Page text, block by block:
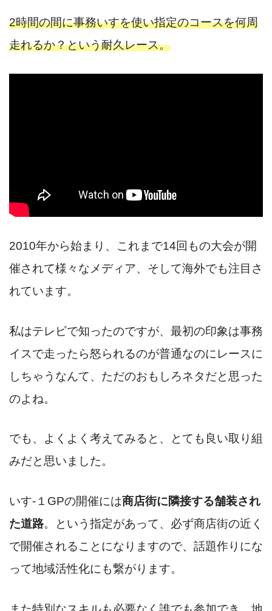
2時間の間に事務いすを使い指定のコースを何周
走れるか？という耐久レース。
2010年から始まり、これまで14回もの大会が開
催されて様々なメディア、そして海外でも注目さ
れています。
私はテレビで知ったのですが、最初の印象は事務
イスで走ったら怒られるのが普通なのにレースに
しちゃうなんて、ただのおもしろネタだと思った
のよね。
でも、よくよく考えてみると、とても良い取り組
みだと思いました。
いす-１GPの開催には商店街に隣接する舗装され
た道路。という指定があって、必ず商店街の近く
で開催されることになりますので、話題作りにな
って地域活性化にも繋がります。